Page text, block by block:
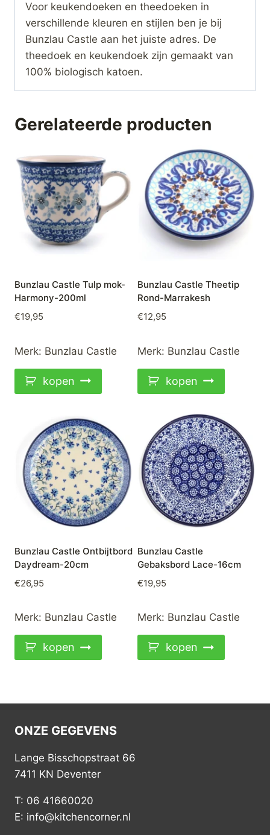
Voor keukendoeken en theedoeken in
verschillende kleuren en stijlen ben je bij
Bunzlau Castle aan het juiste adres. De
theedoek en keukendoek zijn gemaakt van
100% biologisch katoen.
Gerelateerde producten
Bunzlau Castle Tulp mok-
Harmony-200ml
€19,95
Merk: Bunzlau Castle
kopen
Bunzlau Castle Theetip
Rond-Marrakesh
€12,95
Merk: Bunzlau Castle
kopen
Bunzlau Castle Ontbijtbord
Daydream-20cm
€26,95
Merk: Bunzlau Castle
kopen
Bunzlau Castle
Gebaksbord Lace-16cm
€19,95
Merk: Bunzlau Castle
kopen
ONZE GEGEVENS
Lange Bisschopstraat 66
7411 KN Deventer
T: 06 41660020
E: info@kitchencorner.nl